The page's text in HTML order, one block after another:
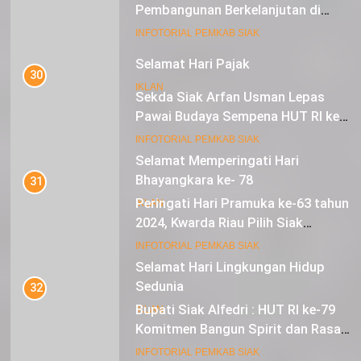
Selamat Hari Pajak
IKLAN
Selamat Memperingati Hari
Bhayangkara ke- 78
IKLAN
Selamat Hari Lingkungan Hidup
Sedunia
IKLAN
Pembangunan Berkelanjutan di
Lestari Awards 2024
INFOTORIAL PEMKAB SIAK
30
Sekda Siak Arfan Usman Lepas
Pawai Budaya Sempena HUT RI ke-
79
INFOTORIAL PEMKAB SIAK
31
Peringati Hari Pramuka ke-63 tahun
2024, Kwarda Riau Pilih Siak
Sebagai Tuan Rumah
INFOTORIAL PEMKAB SIAK
32
Bupati Siak Alfedri : HUT RI ke-79
Komitmen Bangun Spirit dan Rasa
Nasionalisme
INFOTORIAL PEMKAB SIAK